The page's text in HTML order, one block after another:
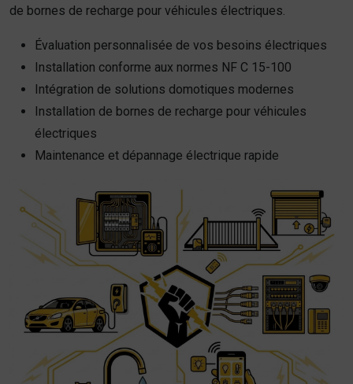
de bornes de recharge pour véhicules électriques.
Évaluation personnalisée de vos besoins électriques
Installation conforme aux normes NF C 15-100
Intégration de solutions domotiques modernes
Installation de bornes de recharge pour véhicules
électriques
Maintenance et dépannage électrique rapide